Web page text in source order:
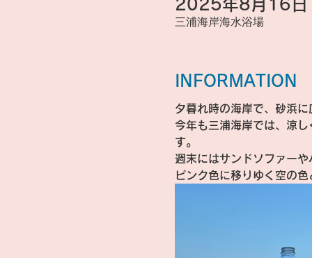
2025年8月16
三浦海岸海水浴場
INFORMATION
夕暮れ時の海岸で、砂浜
今年も三浦海岸では、涼
す。
週末にはサンドソファー
ピンク色に移りゆく空の